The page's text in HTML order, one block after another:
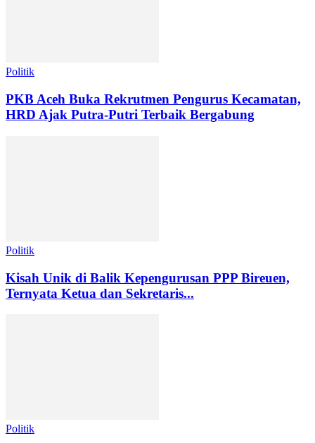
Politik
PKB Aceh Buka Rekrutmen Pengurus Kecamatan,
HRD Ajak Putra-Putri Terbaik Bergabung
Politik
Kisah Unik di Balik Kepengurusan PPP Bireuen,
Ternyata Ketua dan Sekretaris...
Politik